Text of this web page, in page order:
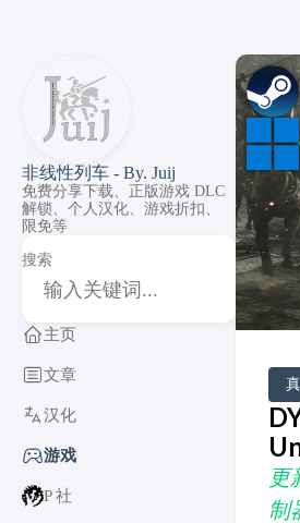
非线性列车 - By. Juij
免费分享下载、正版游戏 DLC
解锁、个人汉化、游戏折扣、
限免等
搜索
主页
文章
汉化
游戏
P 社
更
制